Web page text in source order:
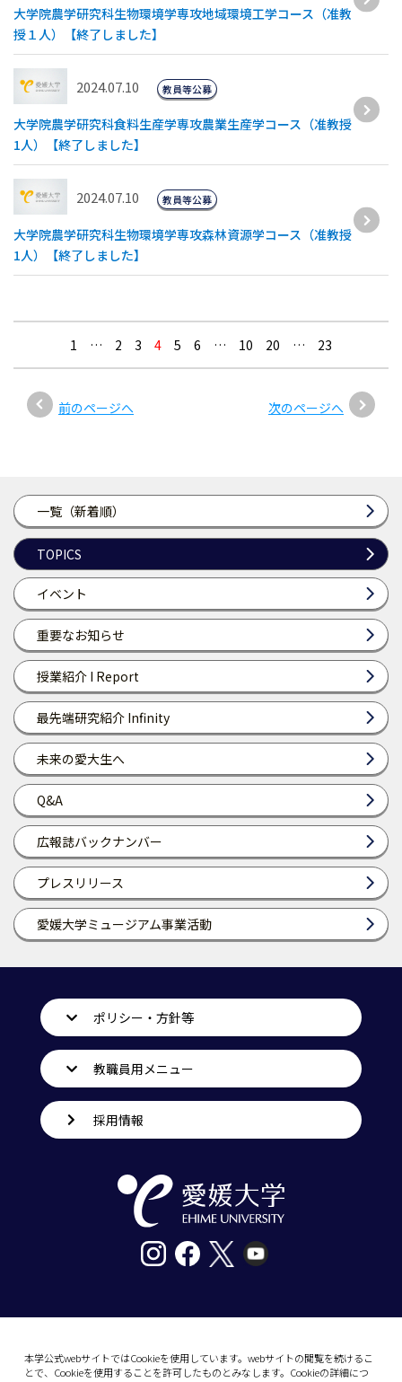
一覧（新着順）
TOPICS
イベント
重要なお知らせ
授業紹介 I Report
最先端研究紹介 Infinity
未来の愛大生へ
Q&A
広報誌バックナンバー
プレスリリース
愛媛大学ミュージアム事業活動
大学院農学研究科生物環境学専攻地域環境工学コース（准教
授１人）【終了しました】
2024.07.10
大学院農学研究科食料生産学専攻農業生産学コース（准教授
1人）【終了しました】
教員等公募
2024.07.10
大学院農学研究科生物環境学専攻森林資源学コース（准教授
1人）【終了しました】
教員等公募
1
前のページへ
… 2 3 4 5 6 … 10 20 …
次のページへ
23
本学公式webサイトではCookieを使用しています。webサイトの閲覧を続けるこ
とで、Cookieを使用することを許可したものとみなします。Cookieの詳細につ
ポリシー・方針等
教職員用メニュー
採用情報